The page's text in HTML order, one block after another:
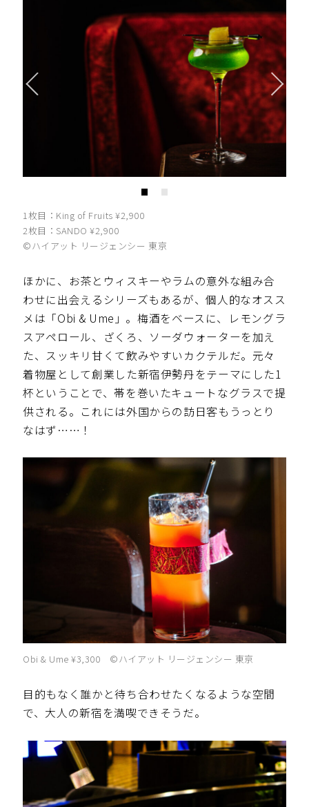
1枚目：King of Fruits ¥2,900
2枚目：SANDO ¥2,900
©️ハイアット リージェンシー 東京
ほかに、お茶とウィスキーやラムの意外な組み合
わせに出会えるシリーズもあるが、個人的なオスス
メは「Obi & Ume」。梅酒をベースに、レモングラ
スアペロール、ざくろ、ソーダウォーターを加え
た、スッキリ甘くて飲みやすいカクテルだ。元々
着物屋として創業した新宿伊勢丹をテーマにした1
杯ということで、帯を巻いたキュートなグラスで提
供される。これには外国からの訪日客もうっとり
なはず……！
Obi & Ume ¥3,300 ©️ハイアット リージェンシー 東京
目的もなく誰かと待ち合わせたくなるような空間
で、大人の新宿を満喫できそうだ。